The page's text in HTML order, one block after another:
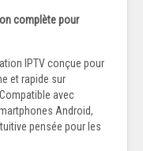
complète pour
IPTV conçue pour
et rapide sur
avec
Android,
pensée pour les